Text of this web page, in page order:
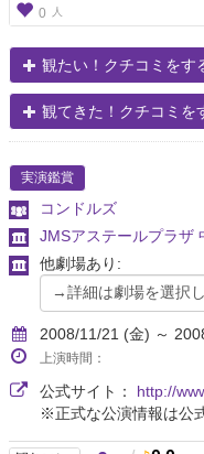
0 人
観たい！クチコミをす
観てきた！クチコミを
実演鑑賞
コンドルズ
JMSアステールプラザ
他劇場あり:
2008/11/21 (金) ～
上演時間：
公式サイト： http://
※正式な公演情報は公